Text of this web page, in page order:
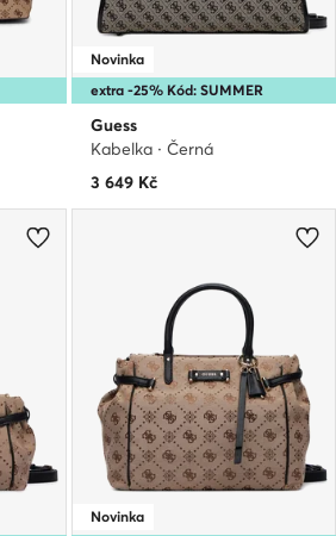
extra -25% Kód: SUMMER
Novinka
Guess
Kabelka · Černá
3 649 Kč
Novinka